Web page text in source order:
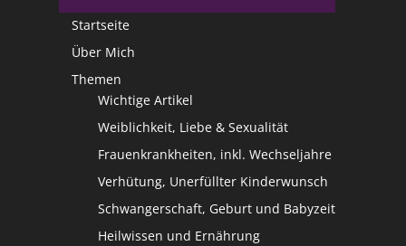
Startseite
Über Mich
Themen
Wichtige Artikel
Weiblichkeit, Liebe & Sexualität
Frauenkrankheiten, inkl. Wechseljahre
Verhütung, Unerfüllter Kinderwunsch
Schwangerschaft, Geburt und Babyzeit
Heilwissen und Ernährung